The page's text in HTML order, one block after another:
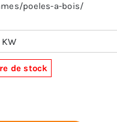
poeles-a-bois/
de stock